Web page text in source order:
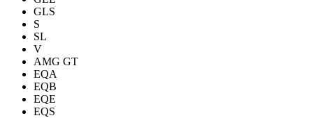
GLS
S
SL
V
AMG GT
EQA
EQB
EQE
EQS